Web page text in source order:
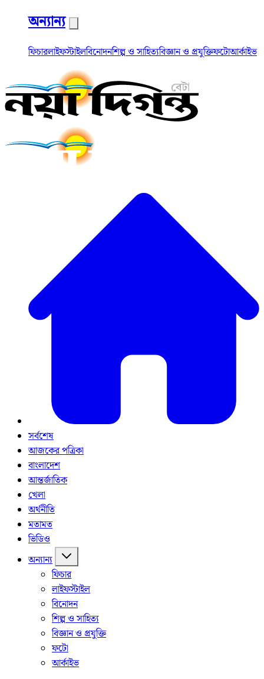
অন্যান্য
ফিচারলাইফস্টাইলবিনোদনশিল্প ও সাহিত্যবিজ্ঞান ও প্রযুক্তিফটোআর্কাইভ
সর্বশেষ
আজকের পত্রিকা
বাংলাদেশ
আন্তর্জাতিক
খেলা
অর্থনীতি
মতামত
ভিডিও
অন্যান্য
ফিচার
লাইফস্টাইল
বিনোদন
শিল্প ও সাহিত্য
বিজ্ঞান ও প্রযুক্তি
ফটো
আর্কাইভ